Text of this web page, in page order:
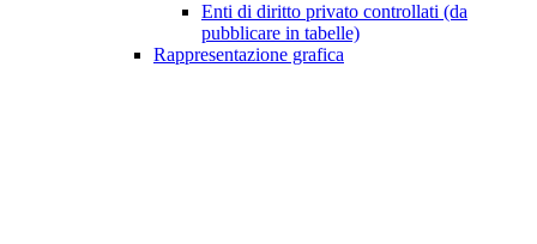
Enti di diritto privato controllati (da
pubblicare in tabelle)
Rappresentazione grafica